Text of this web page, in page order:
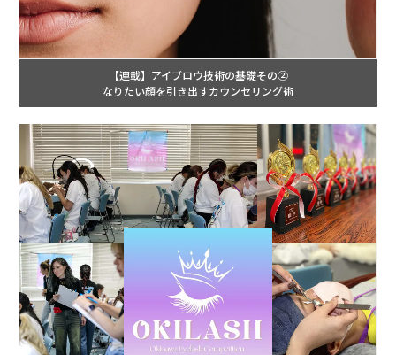
【連載】アイブロウ技術の基礎その②
なりたい顔を引き出すカウンセリング術